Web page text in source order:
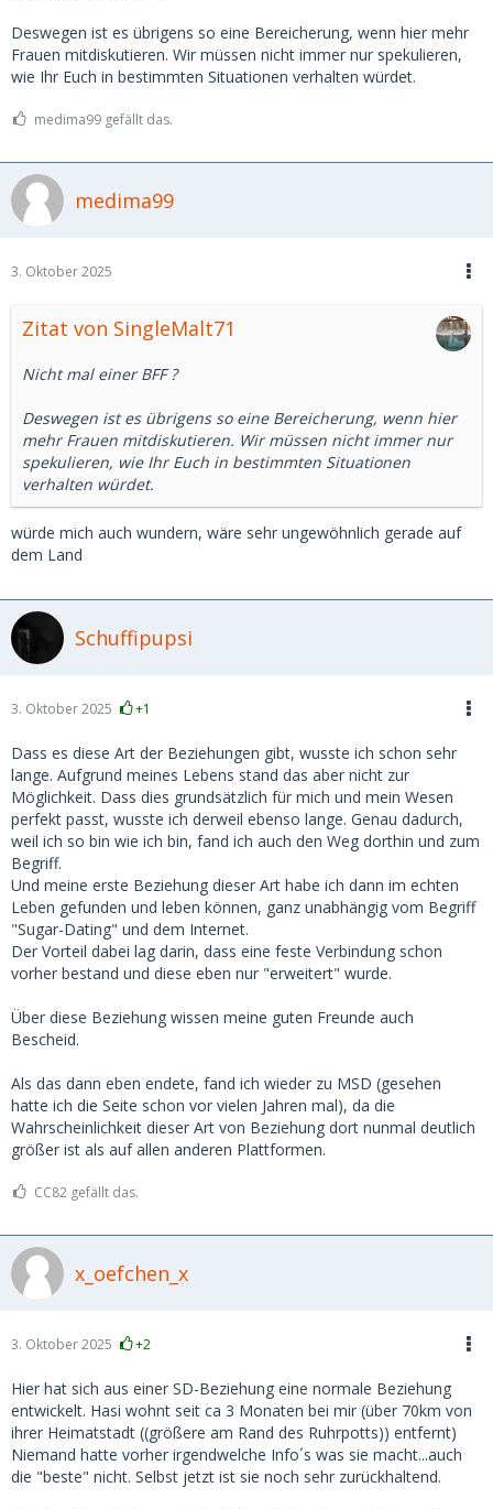
Deswegen ist es übrigens so eine Bereicherung, wenn hier mehr
Frauen mitdiskutieren. Wir müssen nicht immer nur spekulieren,
wie Ihr Euch in bestimmten Situationen verhalten würdet.
medima99 gefällt das.
medima99
3. Oktober 2025
Zitat von SingleMalt71
Nicht mal einer BFF ?
Deswegen ist es übrigens so eine Bereicherung, wenn hier
mehr Frauen mitdiskutieren. Wir müssen nicht immer nur
spekulieren, wie Ihr Euch in bestimmten Situationen
verhalten würdet.
würde mich auch wundern, wäre sehr ungewöhnlich gerade auf
dem Land
Schuffipupsi
3. Oktober 2025 +1
Dass es diese Art der Beziehungen gibt, wusste ich schon sehr
lange. Aufgrund meines Lebens stand das aber nicht zur
Möglichkeit. Dass dies grundsätzlich für mich und mein Wesen
perfekt passt, wusste ich derweil ebenso lange. Genau dadurch,
weil ich so bin wie ich bin, fand ich auch den Weg dorthin und zum
Begriff.
Und meine erste Beziehung dieser Art habe ich dann im echten
Leben gefunden und leben können, ganz unabhängig vom Begriff
"Sugar-Dating" und dem Internet.
Der Vorteil dabei lag darin, dass eine feste Verbindung schon
vorher bestand und diese eben nur "erweitert" wurde.
Über diese Beziehung wissen meine guten Freunde auch
Bescheid.
Als das dann eben endete, fand ich wieder zu MSD (gesehen
hatte ich die Seite schon vor vielen Jahren mal), da die
Wahrscheinlichkeit dieser Art von Beziehung dort nunmal deutlich
größer ist als auf allen anderen Plattformen.
CC82 gefällt das.
x_oefchen_x
3. Oktober 2025 +2
Hier hat sich aus einer SD-Beziehung eine normale Beziehung
entwickelt. Hasi wohnt seit ca 3 Monaten bei mir (über 70km von
ihrer Heimatstadt ((größere am Rand des Ruhrpotts)) entfernt)
Niemand hatte vorher irgendwelche Info´s was sie macht...auch
die "beste" nicht. Selbst jetzt ist sie noch sehr zurückhaltend.